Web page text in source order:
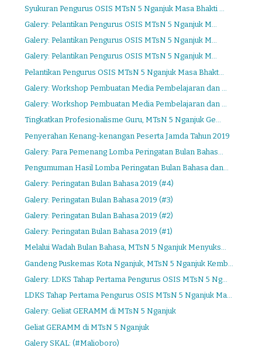
Syukuran Pengurus OSIS MTsN 5 Nganjuk Masa Bhakti ...
Galery: Pelantikan Pengurus OSIS MTsN 5 Nganjuk M...
Galery: Pelantikan Pengurus OSIS MTsN 5 Nganjuk M...
Galery: Pelantikan Pengurus OSIS MTsN 5 Nganjuk M...
Pelantikan Pengurus OSIS MTsN 5 Nganjuk Masa Bhakt...
Galery: Workshop Pembuatan Media Pembelajaran dan ...
Galery: Workshop Pembuatan Media Pembelajaran dan ...
Tingkatkan Profesionalisme Guru, MTsN 5 Nganjuk Ge...
Penyerahan Kenang-kenangan Peserta Jamda Tahun 2019
Galery: Para Pemenang Lomba Peringatan Bulan Bahas...
Pengumuman Hasil Lomba Peringatan Bulan Bahasa dan...
Galery: Peringatan Bulan Bahasa 2019 (#4)
Galery: Peringatan Bulan Bahasa 2019 (#3)
Galery: Peringatan Bulan Bahasa 2019 (#2)
Galery: Peringatan Bulan Bahasa 2019 (#1)
Melalui Wadah Bulan Bahasa, MTsN 5 Nganjuk Menyuks...
Gandeng Puskemas Kota Nganjuk, MTsN 5 Nganjuk Kemb...
Galery: LDKS Tahap Pertama Pengurus OSIS MTsN 5 Ng...
LDKS Tahap Pertama Pengurus OSIS MTsN 5 Nganjuk Ma...
Galery: Geliat GERAMM di MTsN 5 Nganjuk
Geliat GERAMM di MTsN 5 Nganjuk
Galery SKAL: (#Malioboro)